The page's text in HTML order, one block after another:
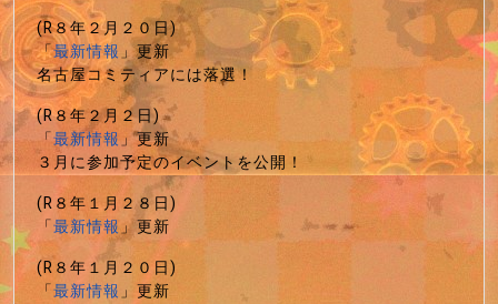
(R８年２月２０日)
「最新情報」更新
名古屋コミティアには落選！
(R８年２月２日)
「最新情報」更新
３月に参加予定のイベントを公開！
(R８年１月２８日)
「最新情報」更新
(R８年１月２０日)
「最新情報」更新